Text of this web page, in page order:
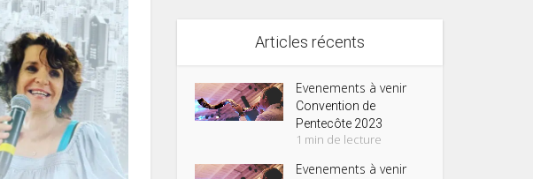
Articles récents
Evenements à venir
Convention de
Pentecôte 2023
1 min de lecture
Evenements à venir